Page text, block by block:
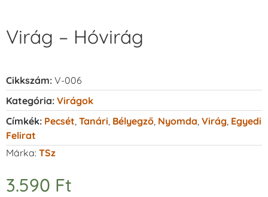
Virág – Hóvirág
Cikkszám: V-006
Kategória: Virágok
Címkék: Pecsét Tanári Bélyegző Nyomda Virág Egyedi
Felirat
Márka: TSz
3.590 Ft